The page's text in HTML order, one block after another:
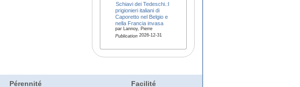
Schiavi dei Tedeschi.:I
prigionieri italiani di
Caporetto nel Belgio e
nella Francia invasa
par Lannoy, Pierre
Publication2026-12-31
Pérennité Facilité